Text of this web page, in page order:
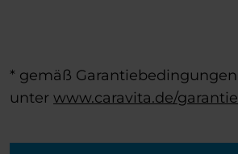
* gemäß Garantiebedingungen
unter www.caravita.de/garantie